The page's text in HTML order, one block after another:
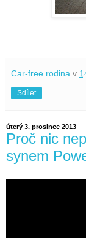
Car-free rodina v
Sdílet
úterý 3. prosince 2013
Proč nic
synem